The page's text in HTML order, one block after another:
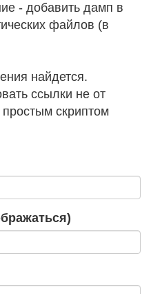
- добавить дамп в
файлов (в
найдется.
ссылки не от
простым скриптом